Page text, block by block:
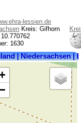
lessien.de
Kreis: Gifhorn
1630